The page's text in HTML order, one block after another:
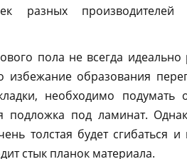
разных производителей
пола не всегда идеально
избежание образования
необходимо подумать
подложка под ламинат.
толстая будет сгибаться
стык планок материала.